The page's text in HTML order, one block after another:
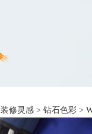
装修灵感 > 钻石色彩 >